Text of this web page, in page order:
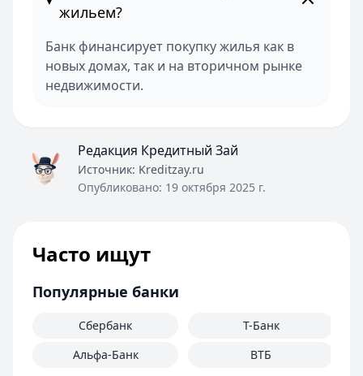
жильем?
Банк финансирует покупку жилья как в
новых домах, так и на вторичном рынке
недвижимости.
Редакция Кредитный Зай
Источник: Kreditzay.ru
Опубликовано: 19 октября 2025 г.
Часто ищут
Популярные банки
Сбербанк
Альфа-Банк
Т-Банк
ВТБ